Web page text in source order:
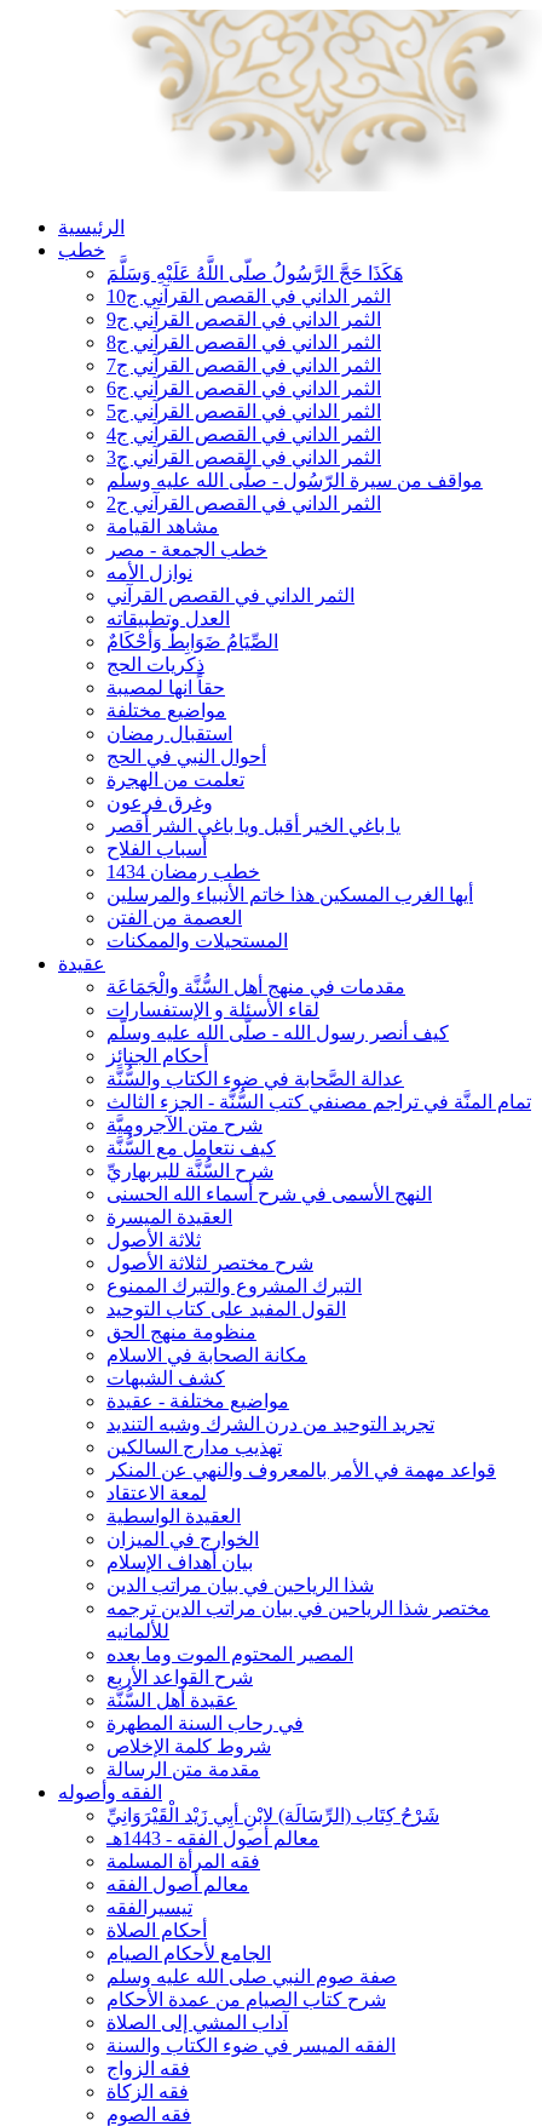
الرئيسية
خطب
هَكَذَا حَجَّ الرَّسُولُ صلّى اللَّهُ عَلَيْهِ وَسَلَّمَ
الثمر الداني في القصص القرآني ج10
الثمر الداني في القصص القرآني ج9
الثمر الداني في القصص القرآني ج8
الثمر الداني في القصص القرآني ج7
الثمر الداني في القصص القرآني ج6
الثمر الداني في القصص القرآني ج5
الثمر الداني في القصص القرآني ج4
الثمر الداني في القصص القرآني ج3
مواقف من سيرة الرّسُول - صلّى الله عليه وسلّم
الثمر الداني في القصص القرآني ج2
مشاهد القيامة
خطب الجمعة - مصر
نوازل الأمه
الثمر الداني في القصص القرآني
العدل وتطبيقاته
الصِّيَامُ ضَوَابِطٌ وَأحْكَامٌ
ذكريات الحج
حقاً انها لمصيبة
مواضيع مختلفة
استقبال رمضان
أحوال النبي في الحج
تعلمت من الهجرة
وغرق فرعون
يا باغي الخير أقبل ويا باغي الشر أقصر
أسباب الفلاح
خطب رمضان 1434
أيها الغرب المسكين هذا خاتم الأنبياء والمرسلين
العصمة من الفتن
المستحيلات والممكنات
عقيدة
مقدمات في منهج أهل السُّنَّة والْجَمَاعَة
لقاء الأسئلة و الإستفسارات
كيف أنصر رسول الله - صلّى الله عليه وسلّم
أحكام الجنائِز
عدالة الصَّحابة في ضوء الكتاب والسُّنَّة
تمام المنَّة في تراجم مصنفي كتب السُّنَّة - الجزء الثالث
شرح متن الآجروميَّة
كيف نتعامل مع السُّنَّة
شرح السُّنَّة للبربهاريِّ
النهج الأسمى في شرح أسماء الله الحسنى
العقيدة الميسرة
ثلاثة الأصول
شرح مختصر لثلاثة الأصول
التبرك المشروع والتبرك الممنوع
القول المفيد على كتاب التوحيد
منظومة منهج الحق
مكانة الصحابة في الاسلام
كشف الشبهات
مواضيع مختلفة - عقيدة
تجريد التوحيد من درن الشرك وشبه التنديد
تهذيب مدارج السالكين
قواعد مهمة في الأمر بالمعروف والنهي عن المنكر
لمعة الاعتقاد
العقيدة الواسطية
الخوارج في الميزان
بيان أهداف الإسلام
شذا الرياحين في بيان مراتب الدين
مختصر شذا الرياحين في بيان مراتب الدين ترجمه
للألمانيه
المصير المحتوم الموت وما بعده
شرح القواعد الأربع
عقيدة أهل السُّنَّة
في رحاب السنة المطهرة
شروط كلمة الإخلاص
مقدمة متن الرسالة
الفقه وأصوله
شَرْحُ كِتَاب (الرِّسَالَة) لابْنِ أبِي زَيْد الْقَيْرَوَانِيِّ
معالم أصول الفقه - 1443هـ
فقه المرأة المسلمة
معالم أصول الفقه
تيسيرالفقه
أحكام الصلاة
الجامع لأحكام الصيام
صفة صوم النبي صلى الله عليه وسلم
شرح كتاب الصيام من عمدة الأحكام
آداب المشي إلى الصلاة
الفقه الميسر في ضوء الكتاب والسنة
فقه الزواج
فقه الزكاة
فقه الصوم